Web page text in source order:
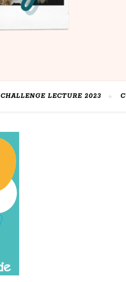
CHALLENGE LECTURE 2023